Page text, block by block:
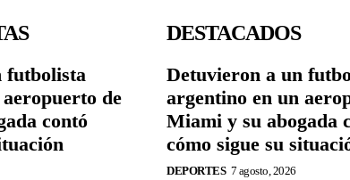
futbolista
de
contó
DESTACADOS
Detuvieron a un
argentino en un
Miami y su abogada
cómo sigue su
DEPORTES 7 agosto, 2026